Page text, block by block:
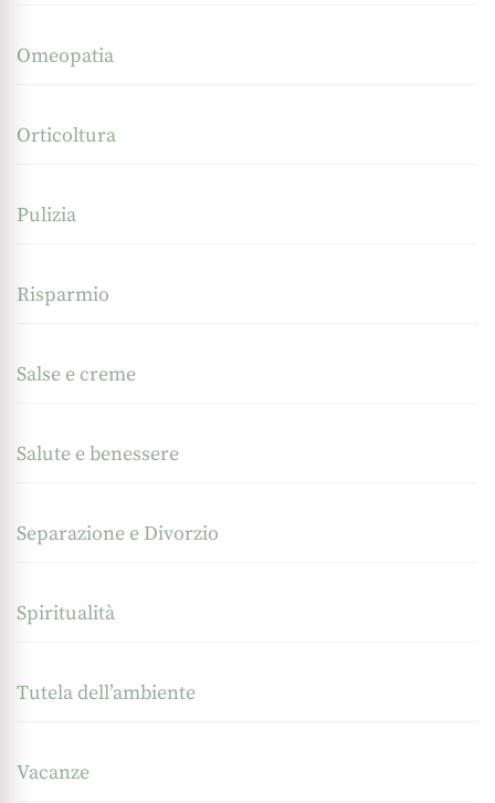
Omeopatia
Orticoltura
Pulizia
Risparmio
Salse e creme
Salute e benessere
Separazione e Divorzio
Spiritualità
Tutela dell’ambiente
Vacanze